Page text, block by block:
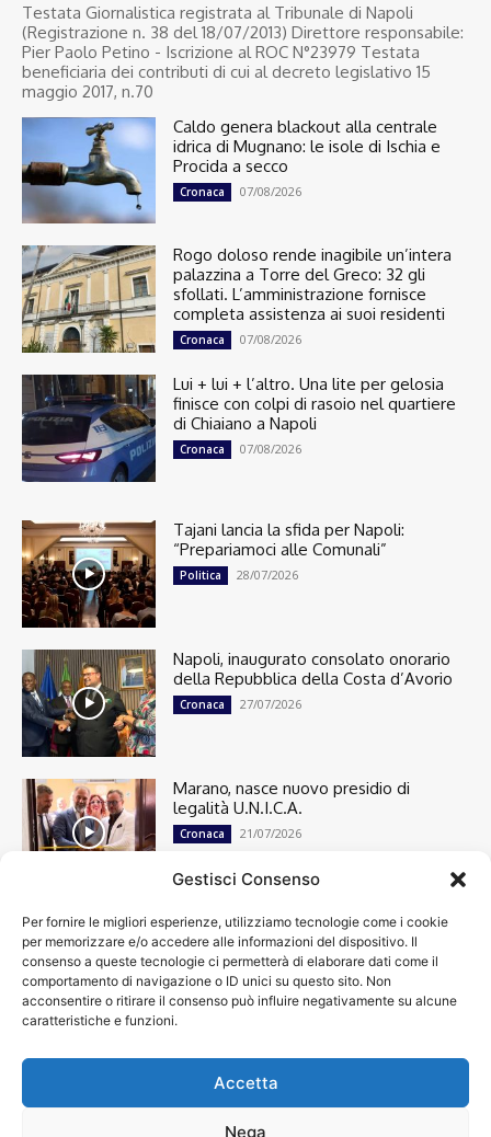
Gestisci Consenso
Per fornire le migliori esperienze, utilizziamo tecnologie come i cookie
per memorizzare e/o accedere alle informazioni del dispositivo. Il
consenso a queste tecnologie ci permetterà di elaborare dati come il
comportamento di navigazione o ID unici su questo sito. Non
acconsentire o ritirare il consenso può influire negativamente su alcune
caratteristiche e funzioni.
Accetta
Nega
Testata Giornalistica registrata al Tribunale di Napoli
(Registrazione n. 38 del 18/07/2013) Direttore responsabile:
Pier Paolo Petino - Iscrizione al ROC N°23979 Testata
beneficiaria dei contributi di cui al decreto legislativo 15
maggio 2017, n.70
Caldo genera blackout alla centrale
idrica di Mugnano: le isole di Ischia e
Procida a secco
Cronaca 07/08/2026
Rogo doloso rende inagibile un’intera
palazzina a Torre del Greco: 32 gli
sfollati. L’amministrazione fornisce
completa assistenza ai suoi residenti
Cronaca 07/08/2026
Lui + lui + l’altro. Una lite per gelosia
finisce con colpi di rasoio nel quartiere
di Chiaiano a Napoli
Cronaca 07/08/2026
Tajani lancia la sfida per Napoli:
“Prepariamoci alle Comunali”
Politica 28/07/2026
Napoli, inaugurato consolato onorario
della Repubblica della Costa d’Avorio
Cronaca 27/07/2026
Marano, nasce nuovo presidio di
legalità U.N.I.C.A.
Cronaca 21/07/2026
Cronaca
13498
Attualità
7303
top
News
4209
Cultura